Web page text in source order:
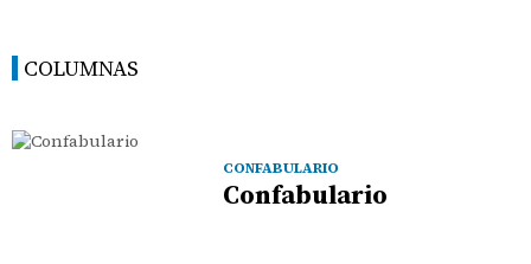
COLUMNAS
CONFABULARIO
Confabulario